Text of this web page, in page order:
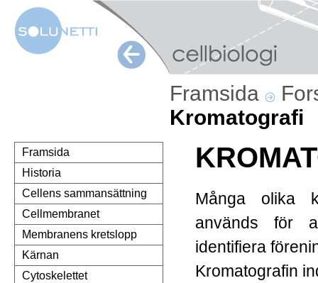
Framsida
Kromatografi
Framsida
Historia
Cellens sammansättning
Cellmembranet
Membranens kretslopp
Kärnan
Cytoskelettet
Många olika
används för
identifiera
Kromatografin